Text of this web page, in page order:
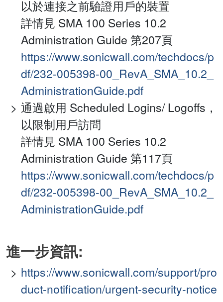
以於連接之前驗證用戶的裝置
詳情見 SMA 100 Series 10.2
Administration Guide 第207頁
https://www.sonicwall.com/techdocs/p
df/232-005398-00_RevA_SMA_10.2_
AdministrationGuide.pdf
通過啟用 Scheduled Logins/ Logoffs，
以限制用戶訪問
詳情見 SMA 100 Series 10.2
Administration Guide 第117頁
https://www.sonicwall.com/techdocs/p
df/232-005398-00_RevA_SMA_10.2_
AdministrationGuide.pdf
進一步資訊:
https://www.sonicwall.com/support/pro
duct-notification/urgent-security-notice